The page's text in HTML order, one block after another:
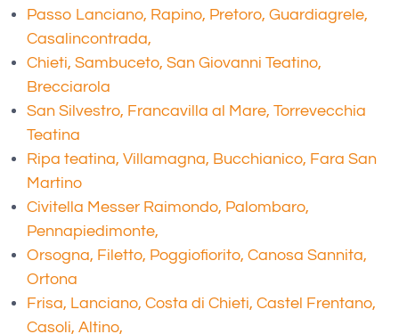
Passo Lanciano, Rapino, Pretoro, Guardiagrele,
Casalincontrada,
Chieti, Sambuceto, San Giovanni Teatino,
Brecciarola
San Silvestro, Francavilla al Mare, Torrevecchia
Teatina
Ripa teatina, Villamagna, Bucchianico, Fara San
Martino
Civitella Messer Raimondo, Palombaro,
Pennapiedimonte,
Orsogna, Filetto, Poggiofiorito, Canosa Sannita,
Ortona
Frisa, Lanciano, Costa di Chieti, Castel Frentano,
Casoli, Altino,